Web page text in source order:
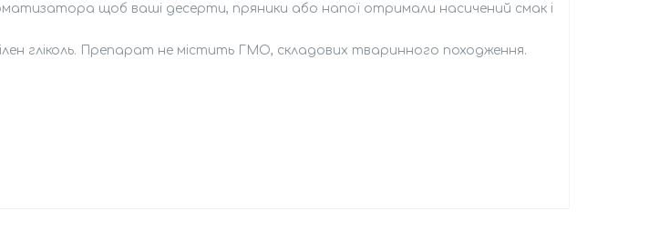
щоб ваші десерти, пряники або напої отримали насичений смак і
гліколь. Препарат не містить ГМО, складових тваринного походження.